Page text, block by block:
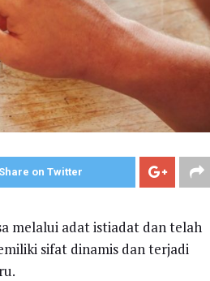
Share on Twitter
melalui adat istiadat dan telah
sifat dinamis dan terjadi